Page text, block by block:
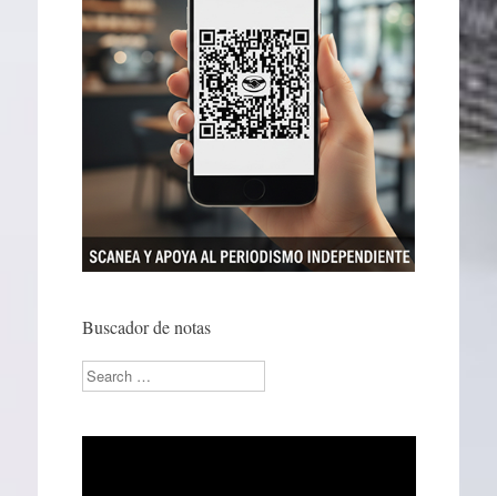
Buscador de notas
Search